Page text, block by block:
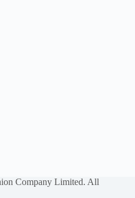
Company Limited. All